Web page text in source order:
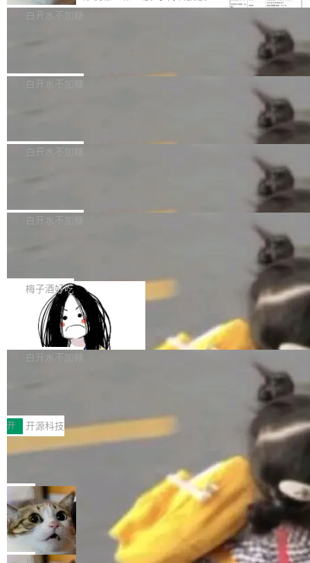
计是基于早期模型的能力—...
可以用来分析、提炼、审阅、建议，但不能用来
不得生成涉及安全性的关键变更，除非作者本身
有限公司披露IPO发行价格及战略配售结果，杭
36个月。 公告显示，本次宇树科技战略配售对
员工参与设立的专项资产管理计划。其中，Dee
获配9...
白开水不加糖
Bug fixes and enhancements 修复多次传递同
一个回归问题，该问题导致拉取镜像时会拒绝包
题，该问题可能导致在旧版 Linux 内核...
白开水不加糖
e 孵化器项目管理委员会（IPMC）投票中获得
P）！这一里程碑不仅标志着 Fluss 迈入新的发
白开水不加糖
长期停止内容更新，未能实现其作为“AI版维基百
提交的编辑请求也长期处于待处理状态。 Groki
pedia 于去年底上线，定位为由人工智能生成内
容的百科平台，被马斯克视为传统众包百科网站
维基百科的替代方案。Lawfare 调查发现，无论
热门页面还是低关注度页面，均未出现近期更
白开水不加糖
是这样的：配 MessageSource 的 Bean、写 R
eloadableResourceBundleMessageSource、
声明 LocaleResolver、注册 LocaleChangeInt
erceptor…五六步之后才能看到第一行翻译文
本。 Solon 换了个方式。整个 i18n 模块围绕三
梅子酒好吃
Apache Doris 4.1 全面增强 Iceberg：
支持 UPDATE、MERGE INTO 与 Iceb
erg V3
Apache Doris 4.1 要补齐的，正是缺失的那一
半。在已有查询能力的基础上，Doris 进一步支
常维护操作，并完整支持 Iceberg V3 格式。
白开水不加糖
村国家自主创新示范区会议中心开幕。本届大会
由中关村智联软件服务业质量创新联盟主办，以
“智构可信·质创未来——AI原生时代的质量新范
式”为主题，直面AI从实验室走向规模化产业落地
的核心质量命题。会上，《2026智能研发生产力
工具选型手册》发布，Testin云测的Testin XAge
nt智能测试系统入选AI测试领域代表产品。对CI
O而言，这提示了一个转变：AI测试正在从效率
工具升级为企业的质量基础设施。 CIO面对的新
开 开源科技
让非法状态不可表示：一篇关于 ADT
有一种东西，一旦用过就回不去了。Alex Fedos
eev 管它叫"软件设计的基石"。 他说的东西不新
鲜——代数数据类型（ADT），尤其是和类型
（sum type）。但他说清楚了一件事：这不是类
型系统的学术体操，是日常编码的思维方式。 文
章从一个简单的例子切入。一个网站的深色主题
局
Cloudflare 开源内部企业 AI 平台 Clou
dflare OS
Cloudflare 发布了一个开源项目 Cloudflare O
S。如果你只看官方博客，你会觉得这是又一